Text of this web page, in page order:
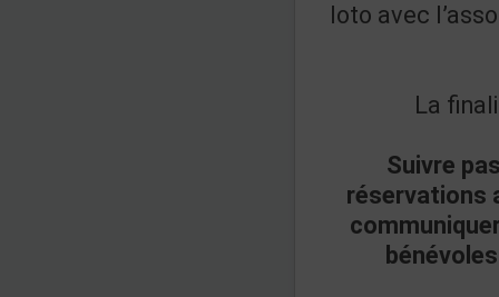
loto avec
La
Suivre
réservations